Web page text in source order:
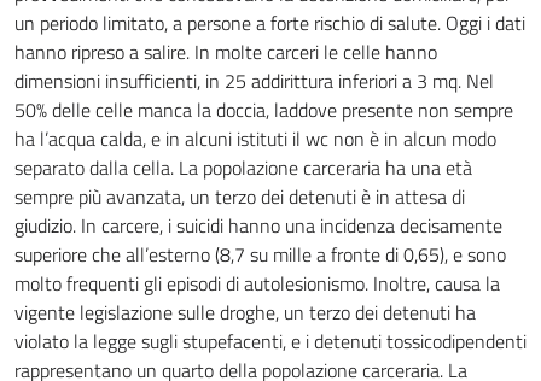
un periodo limitato, a persone a forte rischio di salute. Oggi i dati
hanno ripreso a salire. In molte carceri le celle hanno
dimensioni insufficienti, in 25 addirittura inferiori a 3 mq. Nel
50% delle celle manca la doccia, laddove presente non sempre
ha l’acqua calda, e in alcuni istituti il wc non è in alcun modo
separato dalla cella. La popolazione carceraria ha una età
sempre più avanzata, un terzo dei detenuti è in attesa di
giudizio. In carcere, i suicidi hanno una incidenza decisamente
superiore che all’esterno (8,7 su mille a fronte di 0,65), e sono
molto frequenti gli episodi di autolesionismo. Inoltre, causa la
vigente legislazione sulle droghe, un terzo dei detenuti ha
violato la legge sugli stupefacenti, e i detenuti tossicodipendenti
rappresentano un quarto della popolazione carceraria. La